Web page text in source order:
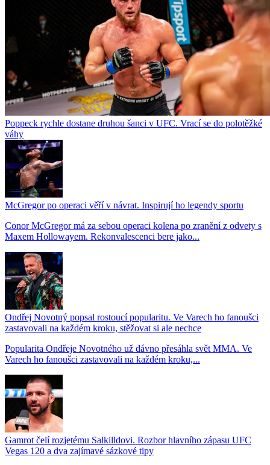
Poppeck rychle dostane druhou šanci v UFC. Vrací se do polotěžké
váhy
McGregor po operaci věří v návrat. Inspirují ho legendy sportu
Conor McGregor má za sebou operaci kolena po zranění z odvety s
Maxem Hollowayem. Rekonvalescenci bere jako...
Ondřej Novotný popsal rostoucí popularitu. Ve Varech ho fanoušci
zastavovali na každém kroku, stěžovat si ale nechce
Popularita Ondřeje Novotného už dávno přesáhla svět MMA. Ve
Varech ho fanoušci zastavovali na každém kroku,...
Gamrot čelí rozjetému Salkilldovi. Rozbor hlavního zápasu UFC
Vegas 120 a dva zajímavé sázkové tipy